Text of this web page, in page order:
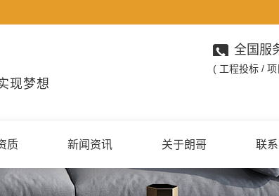
现梦想
全国服
( 工程投标 /
质 新闻资讯 关于朗哥 联